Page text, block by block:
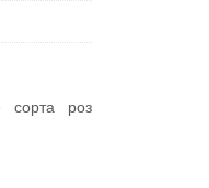
сорта роз